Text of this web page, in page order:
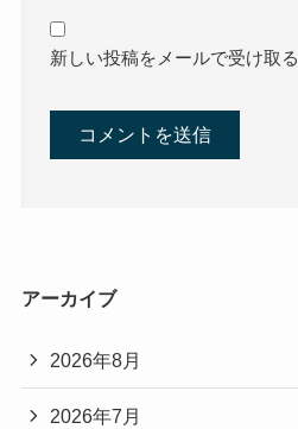
新しい投稿をメールで受け取る
アーカイブ
2026年8月
2026年7月